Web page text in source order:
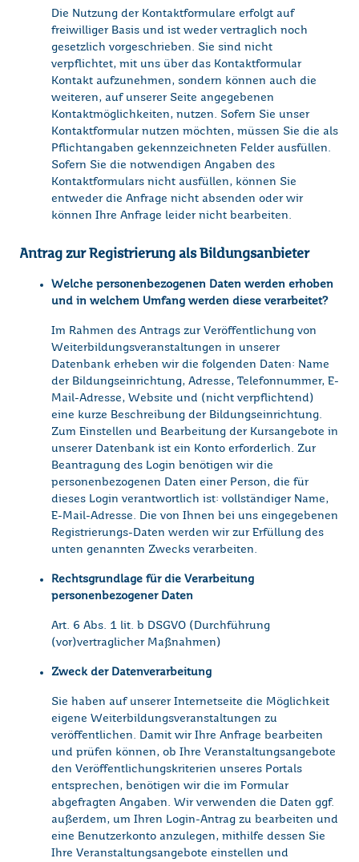
Die Nutzung der Kontaktformulare erfolgt auf
freiwilliger Basis und ist weder vertraglich noch
gesetzlich vorgeschrieben. Sie sind nicht
verpflichtet, mit uns über das Kontaktformular
Kontakt aufzunehmen, sondern können auch die
weiteren, auf unserer Seite angegebenen
Kontaktmöglichkeiten, nutzen. Sofern Sie unser
Kontaktformular nutzen möchten, müssen Sie die als
Pflichtangaben gekennzeichneten Felder ausfüllen.
Sofern Sie die notwendigen Angaben des
Kontaktformulars nicht ausfüllen, können Sie
entweder die Anfrage nicht absenden oder wir
können Ihre Anfrage leider nicht bearbeiten.
Antrag zur Registrierung als Bildungsanbieter
Welche personenbezogenen Daten werden erhoben
und in welchem Umfang werden diese verarbeitet?
Im Rahmen des Antrags zur Veröffentlichung von
Weiterbildungsveranstaltungen in unserer
Datenbank erheben wir die folgenden Daten: Name
der Bildungseinrichtung, Adresse, Telefonnummer, E-
Mail-Adresse, Website und (nicht verpflichtend)
eine kurze Beschreibung der Bildungseinrichtung.
Zum Einstellen und Bearbeitung der Kursangebote in
unserer Datenbank ist ein Konto erforderlich. Zur
Beantragung des Login benötigen wir die
personenbezogenen Daten einer Person, die für
dieses Login verantwortlich ist: vollständiger Name,
E-Mail-Adresse. Die von Ihnen bei uns eingegebenen
Registrierungs-Daten werden wir zur Erfüllung des
unten genannten Zwecks verarbeiten.
Rechtsgrundlage für die Verarbeitung
personenbezogener Daten
Art. 6 Abs. 1 lit. b DSGVO (Durchführung
(vor)vertraglicher Maßnahmen)
Zweck der Datenverarbeitung
Sie haben auf unserer Internetseite die Möglichkeit
eigene Weiterbildungsveranstaltungen zu
veröffentlichen. Damit wir Ihre Anfrage bearbeiten
und prüfen können, ob Ihre Veranstaltungsangebote
den Veröffentlichungskriterien unseres Portals
entsprechen, benötigen wir die im Formular
abgefragten Angaben. Wir verwenden die Daten ggf.
außerdem, um Ihren Login-Antrag zu bearbeiten und
eine Benutzerkonto anzulegen, mithilfe dessen Sie
Ihre Veranstaltungsangebote einstellen und